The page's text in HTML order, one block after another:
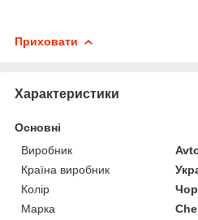
Приховати
Характеристики
Основні
Виробник
Країна виробник
Колір
Марка